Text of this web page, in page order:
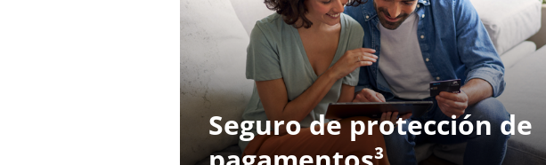
Seguro de protección de